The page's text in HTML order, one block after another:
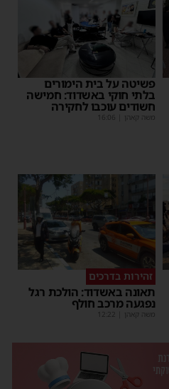
פשיטה על בית הימורים
בלתי חוקי באשדוד: חמישה
חשודים עוכבו לחקירה
משה קאהן 16:06
זהירות בדרכים
תאונה באשדוד: הולכת רגל
נפגעה מרכב חולף
משה קאהן